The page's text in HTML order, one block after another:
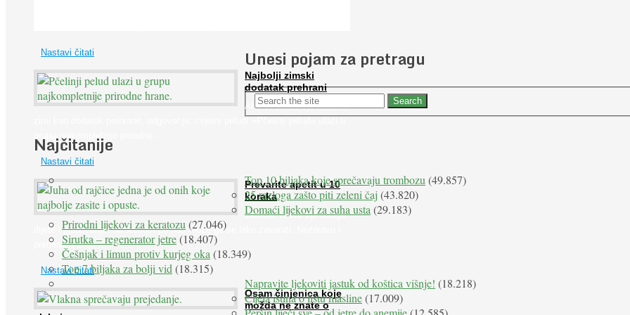
Nastavi čitati
Najbolji zimski
dodatak prehrani
Ako se pitate što nabaviti
grupu najkompletnije prirodne ...
Nastavi čitati
Prevarite apetit u 10
koraka
Želudac teško trpi stroge
dijete i gladovanje, no srećom po nas može ga se lako zavarati. Nezdravu i
pretjeranu želju ...
Nastavi čitati
Osam činjenica koje
možda ne znate o
Unesi pojam za pretragu
Najčitanije
Top 10 biljaka koje sprečavaju trombozu (49.857)
25 razloga zašto piti zeleni čaj (43.820)
Domaći lijekovi za suha usta (29.183)
Prirodni lijekovi za keratozu (27.046)
Sirutka – regenerator jetre(18.407)
Češnjak i limun protiv kurjeg oka (18.349)
Top 7 biljaka za bolji vid (18.315)
Napravite ljekoviti jastuk od koštica višnje! (18.218)
Cijela istina o listu masline(17.009)